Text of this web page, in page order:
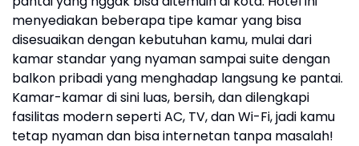
menyediakan beberapa tipe kamar yang bisa
disesuaikan dengan kebutuhan kamu, mulai dari
kamar standar yang nyaman sampai suite dengan
balkon pribadi yang menghadap langsung ke pantai.
Kamar-kamar di sini luas, bersih, dan dilengkapi
fasilitas modern seperti AC, TV, dan Wi-Fi, jadi kamu
tetap nyaman dan bisa internetan tanpa masalah!